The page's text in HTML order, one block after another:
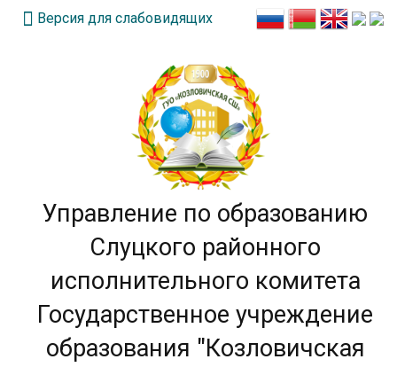
Версия для слабовидящих
Управление по образованию
Слуцкого районного
исполнительного комитета
Государственное учреждение
образования "Козловичская